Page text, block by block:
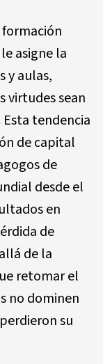
asigne la
y aulas,
virtudes sean
tendencia
de capital
de
desde el
en
de
de la
retomar el
no dominen
su